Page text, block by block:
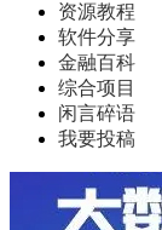
资源教程
软件分享
金融百科
综合项目
闲言碎语
我要投稿